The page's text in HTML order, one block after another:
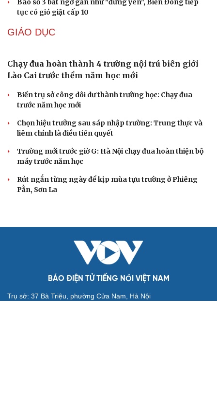
Hai cha con tử vong trong vụ cháy nhà lúc rạng sáng ở
TP.HCM
Vĩnh Long triển khai Chiến dịch 100 ngày tạo lập sổ sức
DỰ BÁO THỜI TIẾT
Bão số 3 suy yếu dần trên Biển Đông, không ảnh hưởng
cấp 10